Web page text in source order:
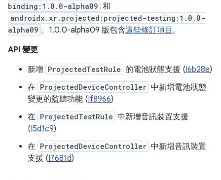
binding:1.0.0-alpha09 和
androidx.xr.projected:projected-testing:1.0.0-
alpha09 。1.0.0-alpha09 版包含這些修訂項目 。
API 變更
新增 ProjectedTestRule 的電池狀態支援 (I6b28e)
在 ProjectedDeviceController 中新增電池狀態
變更的監聽功能 (If8966)
在 ProjectedTestRule 中新增音訊裝置支援
(I5d1c9)
在 ProjectedDeviceController 中新增音訊裝置
支援 (I7681d)